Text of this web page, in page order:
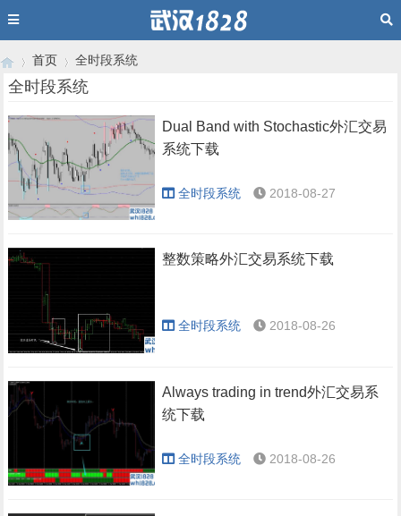
›
首页 全时段系统
全时段系统
Dual Band with Stochastic外汇交易
系统下载
全时段系统 2018-08-27
整数策略外汇交易系统下载
全时段系统 2018-08-26
Always trading in trend外汇交易系
统下载
全时段系统 2018-08-26